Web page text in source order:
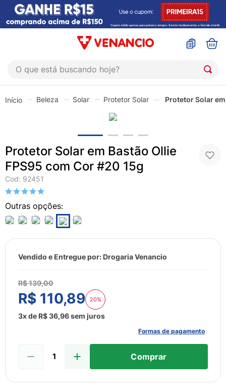
O que está buscando hoje?
Beleza Solar Protetor Solar Protetor Solar
Protetor Solar em Bastão Ollie
FPS95 com Cor #20 15g
Cod: 92451
Vendido e Entregue por: Drogaria Venancio
R$139,00
R$ 110,89 20%
3x de R$36,96sem juros
Formas de pagamento
Comprar
coristina
4º
fly gotas
8
10º fralda